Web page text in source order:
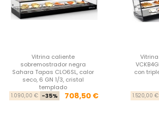
Vitrina caliente
sobremostrador negra
Sahara Tapas CLO6SL, calor
seco, 6 GN 1/3, cristal
templado
Precio base
1.090,00 € -35% Precio
708,50 €
con
1.520,00 €